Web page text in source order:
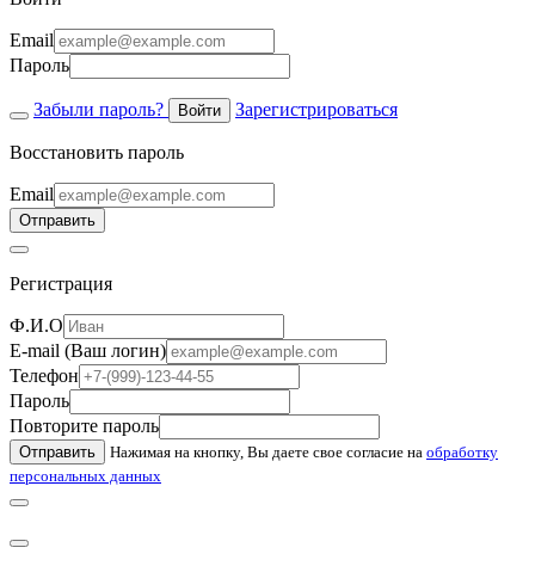
Email
Пароль
Забыли пароль? Войти Зарегистрироваться
Восстановить пароль
Email
Отправить
Регистрация
Ф.И.О
E-mail (Ваш логин)
Телефон
Пароль
Повторите пароль
Отправить Нажимая на кнопку, Вы даете свое согласие на обработку
персональных данных